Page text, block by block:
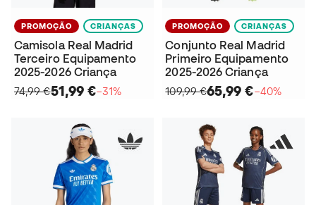
PROMOÇÃO CRIANÇAS
Camisola Real Madrid
Terceiro Equipamento
2025-2026 Criança
74,99 €51,99 €−31%
PROMOÇÃO CRIANÇAS
Conjunto Real Madrid
Primeiro Equipamento
2025-2026 Criança
109,99 €65,99 €−40%